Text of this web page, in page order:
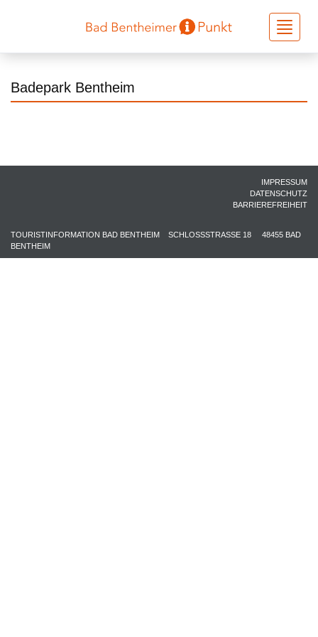
Toggle
Badepark Bentheim
IMPRESSUM
DATENSCHUTZ
BARRIEREFREIHEIT
TOURISTINFORMATION BAD BENTHEIM SCHLOSSSTRASSE 18 48455 BAD
BENTHEIM